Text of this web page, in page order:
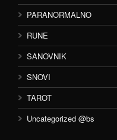
PARANORMALNO
RUNE
SANOVNIK
SNOVI
TAROT
Uncategorized @bs